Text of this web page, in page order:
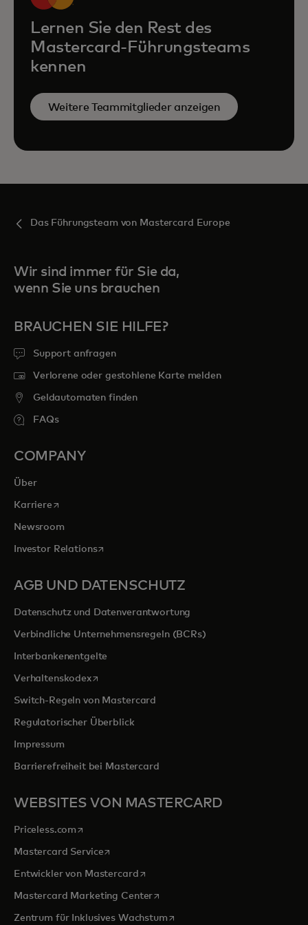
Lernen Sie den Rest des
Mastercard-Führungsteams
kennen
Weitere Teammitglieder anzeigen
Das Führungsteam von Mastercard Europe
Wir sind immer für Sie da,
wenn Sie uns brauchen
BRAUCHEN SIE HILFE?
Support anfragen
Verlorene oder gestohlene Karte melden
Geldautomaten finden
FAQs
COMPANY
Über
Karrierewird in einer neuen Registerkarte geöffnet
Newsroom
Investor Relationswird in einer neuen Registerkarte geöffnet
AGB UND DATENSCHUTZ
Datenschutz und Datenverantwortung
Verbindliche Unternehmensregeln (BCRs)
Interbankenentgelte
Verhaltenskodexwird in einer neuen Registerkarte geöffnet
Switch-Regeln von Mastercard
Regulatorischer Überblick
Impressum
Barrierefreiheit bei Mastercard
WEBSITES VON MASTERCARD
Priceless.com wird in einer neuen Registerkarte geöffnet
Mastercard Servicewird in einer neuen Registerkarte geöffnet
Entwickler von Mastercardwird in einer neuen Registerkarte
Mastercard Marketing Centerwird in einer neuen
Zentrum für Inklusives Wachstumwird in einer neuen